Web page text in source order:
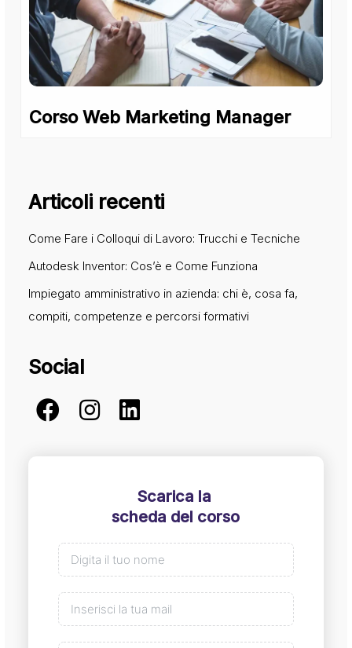
Corso Web Marketing Manager
Articoli recenti
Come Fare i Colloqui di Lavoro: Trucchi e Tecniche
Autodesk Inventor: Cos’è e Come Funziona
Impiegato amministrativo in azienda: chi è, cosa fa,
compiti, competenze e percorsi formativi
Social
Scarica la
scheda del corso